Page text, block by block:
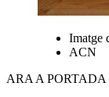
Imatge
ACN
ARA A PORTADA